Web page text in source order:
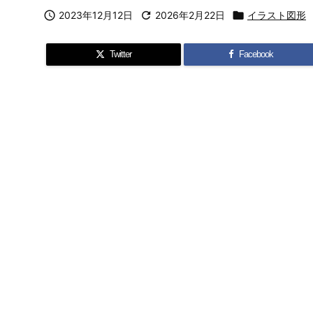
 2023年12月12日  2026年2月22日  イラスト図形
Twitter Facebook